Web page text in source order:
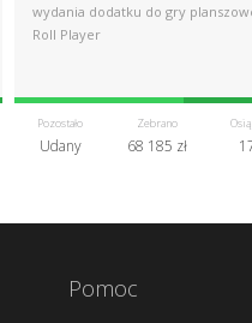
wydania dodatku do gry
Roll Player
Pozostało
Udany
Zebrano
68 185 zł
Pomoc